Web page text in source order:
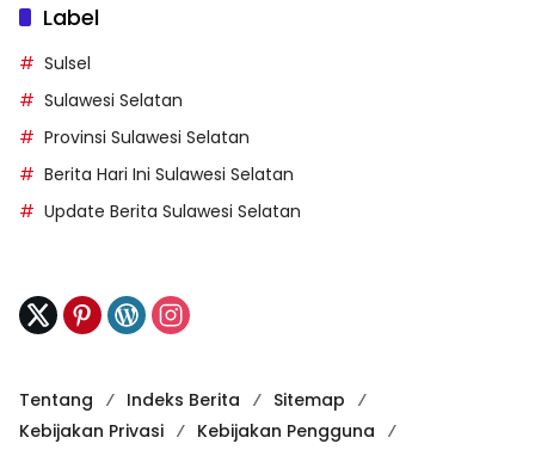
Label
Sulsel
Sulawesi Selatan
Provinsi Sulawesi Selatan
Berita Hari Ini Sulawesi Selatan
Update Berita Sulawesi Selatan
Tentang Indeks Berita
Sitemap
Kebijakan Privasi
Kebijakan Pengguna